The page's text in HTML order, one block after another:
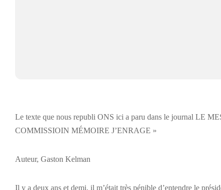
Le texte que nous republi ONS ici a paru dans le journal LE
COMMISSIOIN MÉMOIRE J’ENRAGE »
Auteur, Gaston Kelman
Il y a deux ans et demi, il m’était très pénible d’entendre le